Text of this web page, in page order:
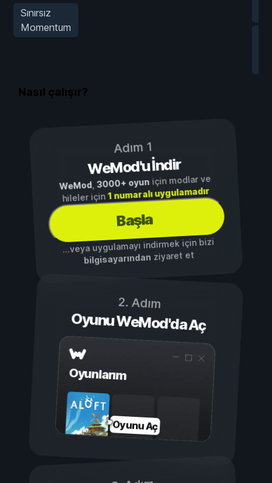
Sınırsız
Momentum
Nasıl çalışır?
Adım 1
WeMod'u İndir
WeMod,3000+ oyuniçin modlar ve
hileler için1 numaralı uygulamadır
Başla
...veya uygulamayı indirmek için bizi
bilgisayarından ziyaret et
2. Adım
Oyunu WeMod'da Aç
Oyunlarım
Oyunu Aç